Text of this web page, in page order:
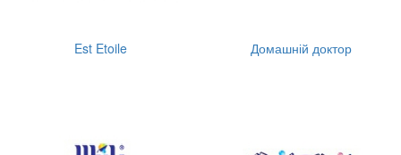
Est Etoile Домашній доктор